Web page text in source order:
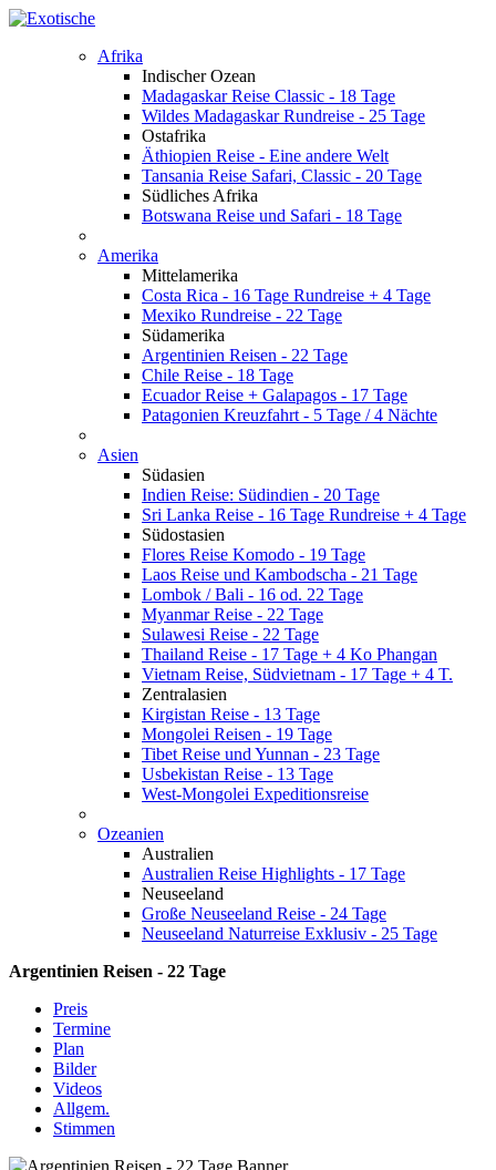
Afrika
Indischer Ozean
Madagaskar Reise Classic - 18 Tage
Wildes Madagaskar Rundreise - 25 Tage
Ostafrika
Äthiopien Reise - Eine andere Welt
Tansania Reise Safari, Classic - 20 Tage
Südliches Afrika
Botswana Reise und Safari - 18 Tage
Amerika
Mittelamerika
Costa Rica - 16 Tage Rundreise + 4 Tage
Mexiko Rundreise - 22 Tage
Südamerika
Argentinien Reisen - 22 Tage
Chile Reise - 18 Tage
Ecuador Reise + Galapagos - 17 Tage
Patagonien Kreuzfahrt - 5 Tage / 4 Nächte
Asien
Südasien
Indien Reise: Südindien - 20 Tage
Sri Lanka Reise - 16 Tage Rundreise + 4 Tage
Südostasien
Flores Reise Komodo - 19 Tage
Laos Reise und Kambodscha - 21 Tage
Lombok / Bali - 16 od. 22 Tage
Myanmar Reise - 22 Tage
Sulawesi Reise - 22 Tage
Thailand Reise - 17 Tage + 4 Ko Phangan
Vietnam Reise, Südvietnam - 17 Tage + 4 T.
Zentralasien
Kirgistan Reise - 13 Tage
Mongolei Reisen - 19 Tage
Tibet Reise und Yunnan - 23 Tage
Usbekistan Reise - 13 Tage
West-Mongolei Expeditionsreise
Ozeanien
Australien
Australien Reise Highlights - 17 Tage
Neuseeland
Große Neuseeland Reise - 24 Tage
Neuseeland Naturreise Exklusiv - 25 Tage
Argentinien Reisen - 22 Tage
Preis
Termine
Plan
Bilder
Videos
Allgem.
Stimmen